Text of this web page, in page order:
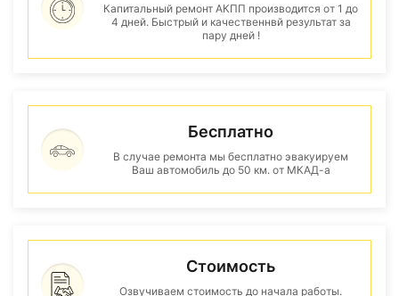
Капитальный ремонт АКПП производится от 1 до
4 дней. Быстрый и качественнвй результат за
пару дней !
Бесплатно
В случае ремонта мы бесплатно эвакуируем
Ваш автомобиль до 50 км. от МКАД-а
Стоимость
Озвучиваем стоимость до начала работы.